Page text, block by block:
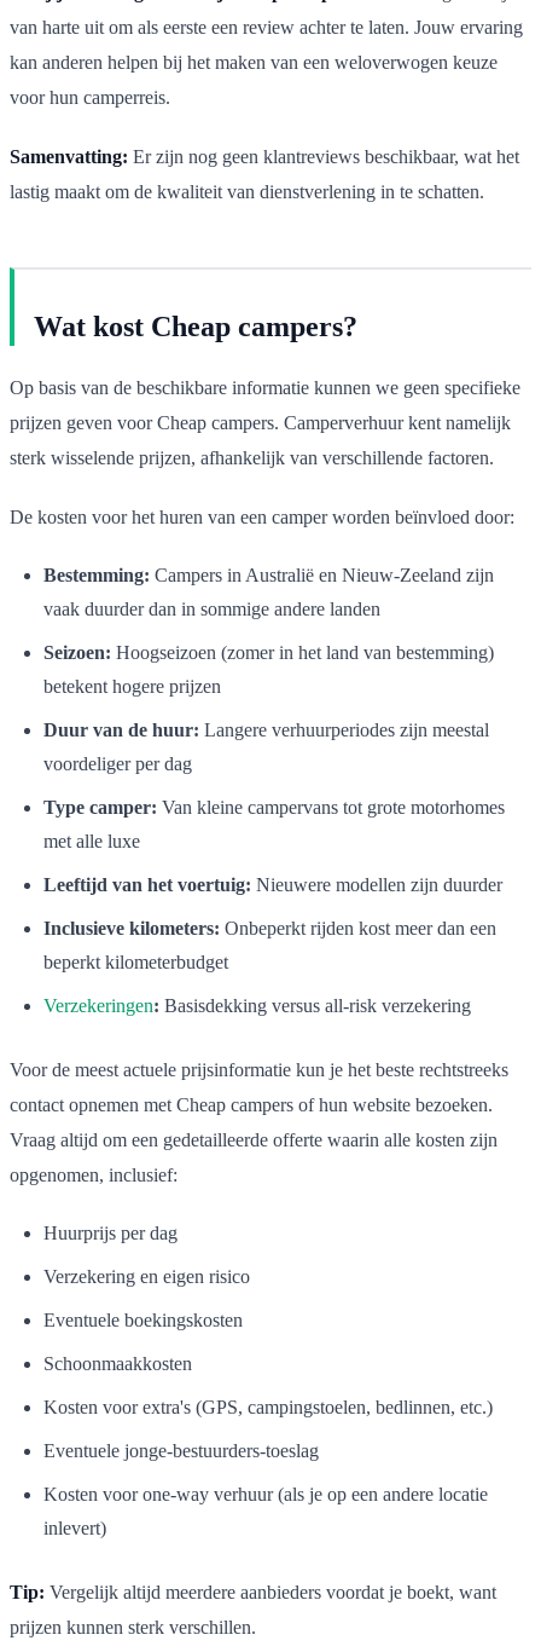
van harte uit om als eerste een review achter te laten. Jouw ervaring
kan anderen helpen bij het maken van een weloverwogen keuze
voor hun camperreis.
Samenvatting: Er zijn nog geen klantreviews beschikbaar, wat het
lastig maakt om de kwaliteit van dienstverlening in te schatten.
Wat kost Cheap campers?
Op basis van de beschikbare informatie kunnen we geen specifieke
prijzen geven voor Cheap campers. Camperverhuur kent namelijk
sterk wisselende prijzen, afhankelijk van verschillende factoren.
De kosten voor het huren van een camper worden beïnvloed door:
Bestemming: Campers in Australië en Nieuw-Zeeland zijn
vaak duurder dan in sommige andere landen
Seizoen: Hoogseizoen (zomer in het land van bestemming)
betekent hogere prijzen
Duur van de huur: Langere verhuurperiodes zijn meestal
voordeliger per dag
Type camper: Van kleine campervans tot grote motorhomes
met alle luxe
Leeftijd van het voertuig: Nieuwere modellen zijn duurder
Inclusieve kilometers: Onbeperkt rijden kost meer dan een
beperkt kilometerbudget
Verzekeringen: Basisdekking versus all-risk verzekering
Voor de meest actuele prijsinformatie kun je het beste rechtstreeks
contact opnemen met Cheap campers of hun website bezoeken.
Vraag altijd om een gedetailleerde offerte waarin alle kosten zijn
opgenomen, inclusief:
Huurprijs per dag
Verzekering en eigen risico
Eventuele boekingskosten
Schoonmaakkosten
Kosten voor extra's (GPS, campingstoelen, bedlinnen, etc.)
Eventuele jonge-bestuurders-toeslag
Kosten voor one-way verhuur (als je op een andere locatie
inlevert)
Tip: Vergelijk altijd meerdere aanbieders voordat je boekt, want
prijzen kunnen sterk verschillen.